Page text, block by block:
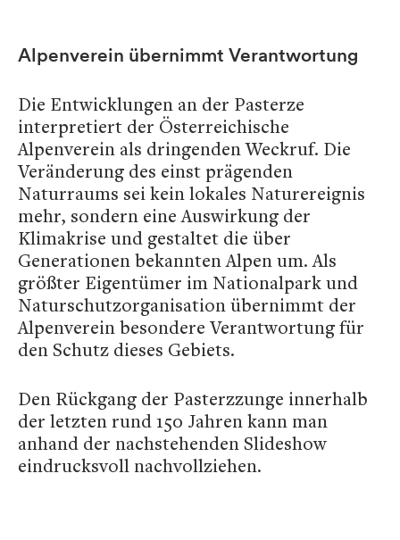
Alpenverein übernimmt Verantwortung
Die Entwicklungen an der Pasterze
interpretiert der Österreichische
Alpenverein als dringenden Weckruf. Die
Veränderung des einst prägenden
Naturraums sei kein lokales Naturereignis
mehr, sondern eine Auswirkung der
Klimakrise und gestaltet die über
Generationen bekannten Alpen um. Als
größter Eigentümer im Nationalpark und
Naturschutzorganisation übernimmt der
Alpenverein besondere Verantwortung für
den Schutz dieses Gebiets.
Den Rückgang der Pasterzzunge innerhalb
der letzten rund 150 Jahren kann man
anhand der nachstehenden Slideshow
eindrucksvoll nachvollziehen.